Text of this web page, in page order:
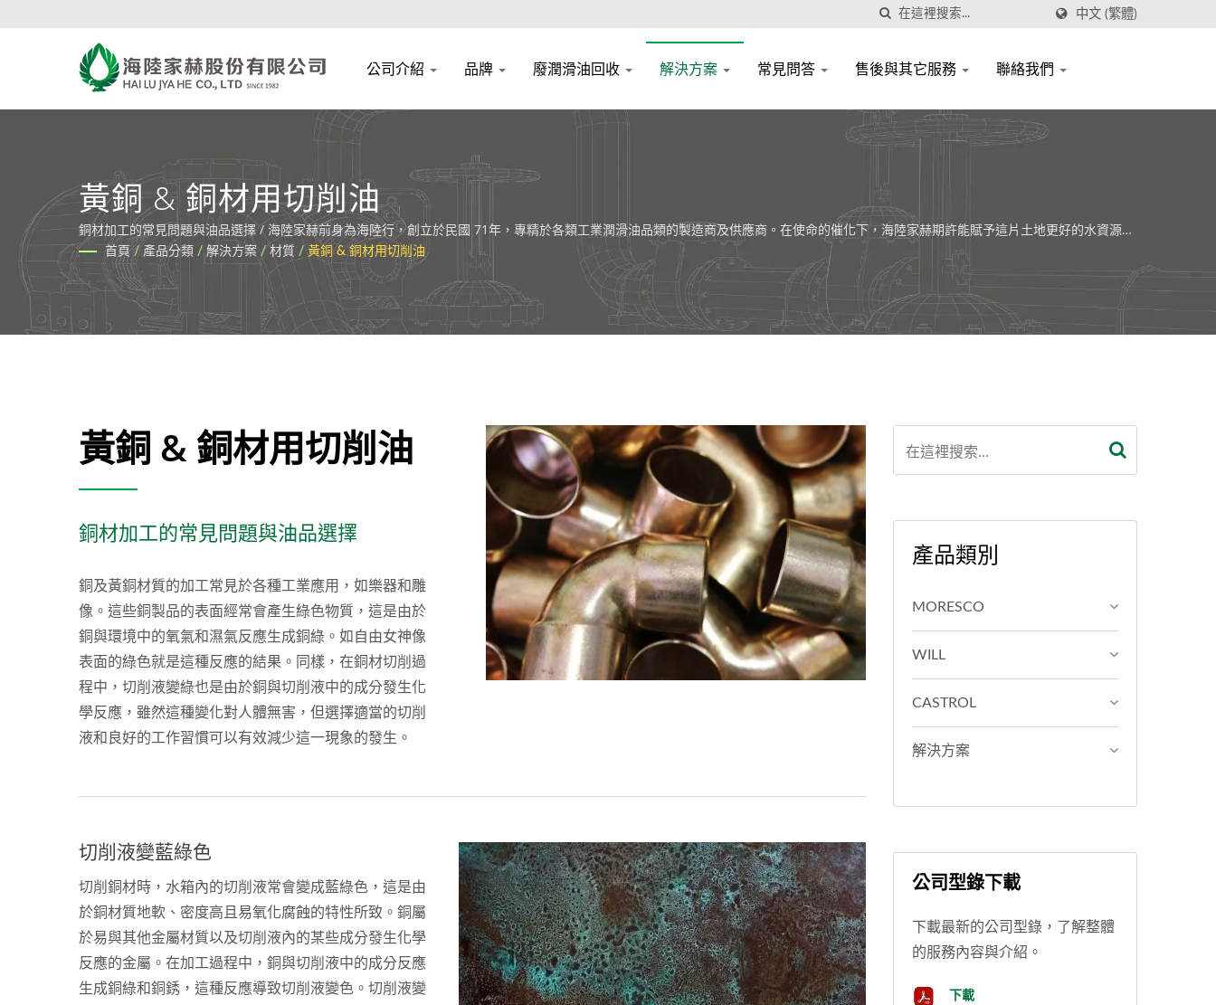
中文 (繁體)
公司介紹 品牌 廢潤滑油回收 解決方案 常見問答 售後與其它服務 聯絡我們
黃銅 & 銅材用切削油
銅材加工的常見問題與油品選擇 / 海陸家赫前身為海陸行，創立於民國 71年，專精於各類工業潤滑油品類的製造商及供應商。在使命的催化下，海陸家赫期許能賦予這片土地更好的水資源環
境，並在 2030 年挑戰最具創新的綠色油品企業，隨之的戰略是讓切削油的管理更簡單，提供客戶全方位一站式的服務體驗。
首頁 / 產品分類 / 解決方案 / 材質 / 黃銅 & 銅材用切削油
黃銅 & 銅材用切削油
銅材加工的常見問題與油品選擇
銅及黃銅材質的加工常見於各種工業應用，如樂器和雕
像。這些銅製品的表面經常會產生綠色物質，這是由於
銅與環境中的氧氣和濕氣反應生成銅綠。如自由女神像
表面的綠色就是這種反應的結果。同樣，在銅材切削過
程中，切削液變綠也是由於銅與切削液中的成分發生化
學反應，雖然這種變化對人體無害，但選擇適當的切削
液和良好的工作習慣可以有效減少這一現象的發生。
切削液變藍綠色
切削銅材時，水箱內的切削液常會變成藍綠色，這是由
於銅材質地軟、密度高且易氧化腐蝕的特性所致。銅屬
於易與其他金屬材質以及切削液內的某些成分發生化學
反應的金屬。在加工過程中，銅與切削液中的成分反應
生成銅綠和銅銹，這種反應導致切削液變色。切削液變
產品類別
MORESCO
WILL
CASTROL
解決方案
公司型錄下載
下載最新的公司型錄，了解整體
的服務內容與介紹。
下載